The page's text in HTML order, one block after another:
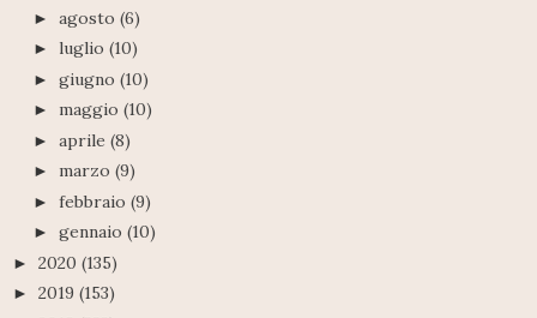
► agosto (6)
► luglio (10)
► giugno (10)
► maggio (10)
► aprile (8)
► marzo (9)
► febbraio (9)
► gennaio (10)
► 2020 (135)
► 2019 (153)